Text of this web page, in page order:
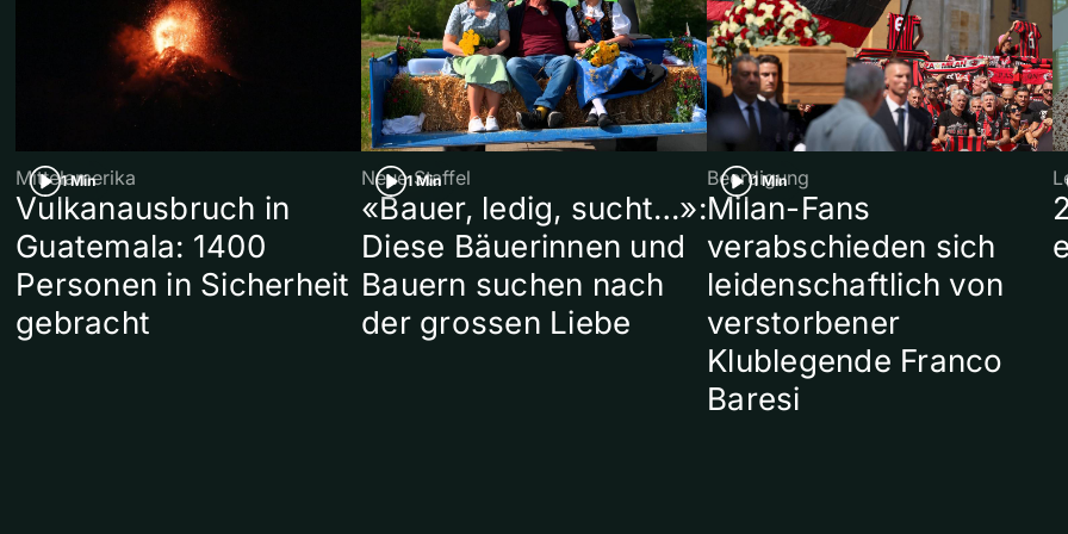
1 Min
Mittelamerika
Vulkanausbruch in
Guatemala: 1400
Personen in Sicherheit
gebracht
1 Min
Neue Staffel
«Bauer, ledig, sucht…»:
Diese Bäuerinnen und
Bauern suchen nach
der grossen Liebe
1 Min
Beerdigung
Milan-Fans
verabschieden sich
leidenschaftlich von
verstorbener
Klublegende Franco
Baresi